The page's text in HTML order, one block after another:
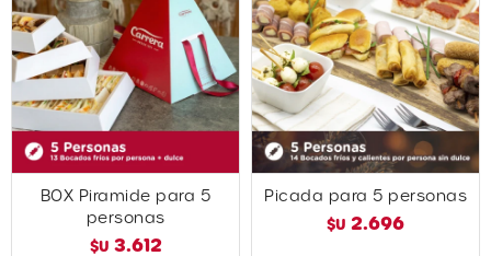
BOX Piramide para 5
personas
$U 3.612
Picada para 5 personas
$U 2.696